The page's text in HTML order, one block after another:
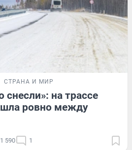
СТРАНА И МИР
снесли»: на трассе
ровно между
1 590 1